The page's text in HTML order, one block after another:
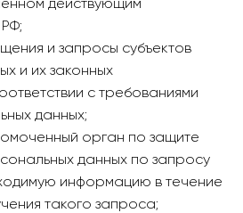
действующим
и запросы субъектов
и их законных
с требованиями
данных;
орган по защите
данных по запросу
информацию в течение
такого запроса;